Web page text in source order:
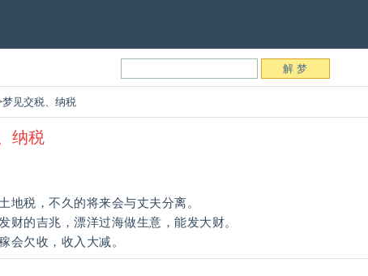
梦见交税、纳税
纳税
地税，不久的将来会与丈夫分离。
财的吉兆，漂洋过海做生意，能发大财。
会欠收，收入大减。